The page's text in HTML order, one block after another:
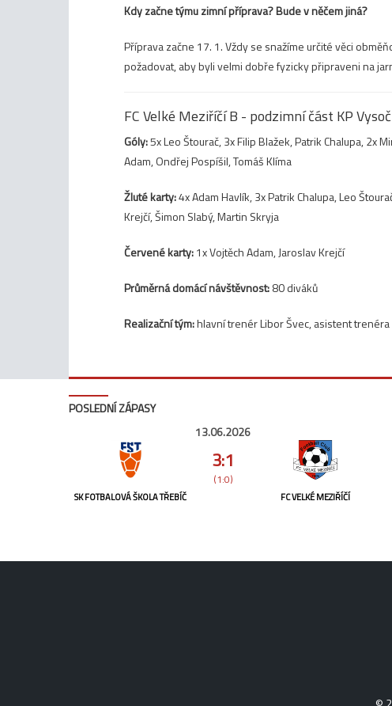
Kdy začne týmu zimní příprava? Bude v něčem jiná?
Příprava začne 17. 1. Vždy se snažíme určité věci
požadovat, aby byli velmi dobře fyzicky připraveni na
FC Velké Meziříčí B - podzimní část KP
Góly:5x Leo Štourač, 3x Filip Blažek, Patrik Chalupa, 2x
Adam, Ondřej Pospíšil, Tomáš Klíma
Žluté karty:4x Adam Havlík, 3x Patrik Chalupa, Leo
Krejčí, Šimon Slabý, Martin Skryja
Červené karty:1x Vojtěch Adam, Jaroslav Krejčí
Průměrná domácí návštěvnost:80 diváků
Realizační tým:hlavní trenér Libor Švec, asistent trenéra
POSLEDNÍ ZÁPASY
SK FOTBALOVÁ ŠKOLA TŘEBÍČ
13.06.2026
3:1
(1:0)
FC VELKÉ MEZIŘÍČÍ